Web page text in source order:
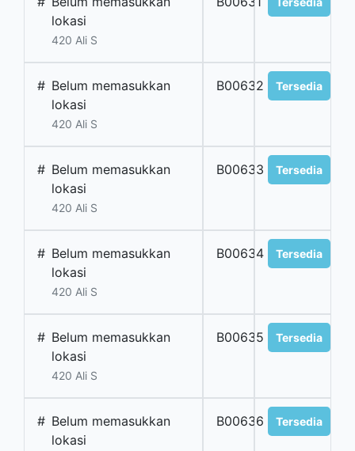
lokasi
420 Ali S
# Belum memasukkan
lokasi
420 Ali S
B00632 Tersedia
# Belum memasukkan
lokasi
420 Ali S
B00633 Tersedia
# Belum memasukkan
lokasi
420 Ali S
B00634 Tersedia
# Belum memasukkan
lokasi
420 Ali S
B00635 Tersedia
# Belum memasukkan
lokasi
B00636 Tersedia